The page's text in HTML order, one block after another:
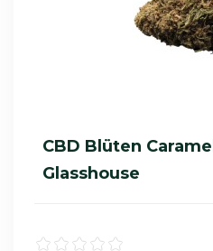
CBD Blüten Caramel
Glasshouse